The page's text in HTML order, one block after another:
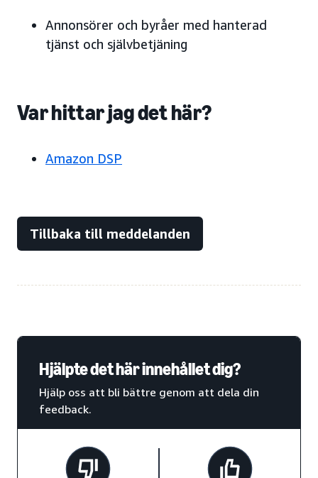
Annonsörer och byråer med hanterad
tjänst och självbetjäning
Var hittar jag det här?
Amazon DSP
Tillbaka till meddelanden
Hjälpte det här innehållet dig?
Hjälp oss att bli bättre genom att dela din
feedback.